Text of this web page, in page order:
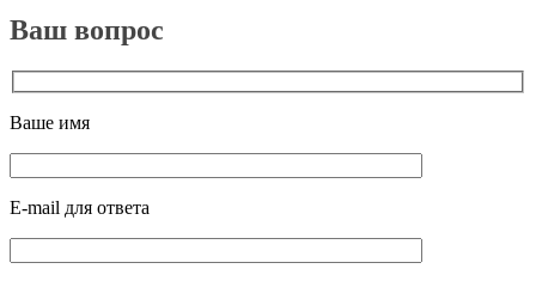
Ваш вопрос
Ваше имя
E-mail для ответа